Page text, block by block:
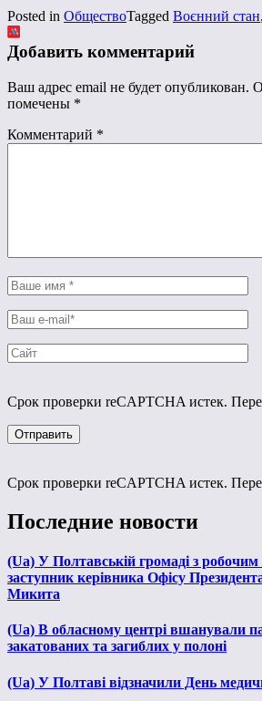
Posted in ОбществоTagged Воєнний стан,
Добавить комментарий
Ваш адрес email не будет опубликован.
помечены *
Комментарий *
Срок проверки reCAPTCHA истек.
Срок проверки reCAPTCHA истек.
Последние новости
(Ua) У Полтавській громаді з робочим
заступник керівника Офісу
Микита
(Ua) В обласному центрі вшанували
закатованих та загиблих у полоні
(Ua) У Полтаві відзначили День